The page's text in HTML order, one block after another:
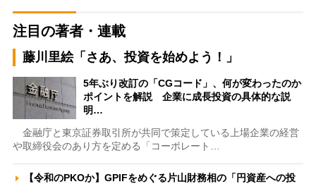
注目の著者・連載
藤川里絵「さあ、投資を始めよう！」
5年ぶり改訂の「CGコード」、何が変わったのか
ポイントを解説 企業に成長投資の具体的な説
明…
金融庁と東京証券取引所が共同で策定している上場企業の経営
や取締役会のあり方を定める「コーポレート…
【令和のPKOか】GPIFをめぐる片山財務相の「円資産への投